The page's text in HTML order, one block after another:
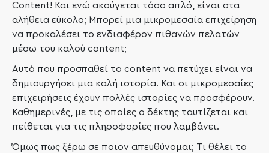
Content! Και ενώ ακούγεται τόσο απλό, είναι στα
αλήθεια εύκολο; Μπορεί μια μικρομεσαία επιχείρηση
να προκαλέσει το ενδιαφέρον πιθανών πελατών
μέσω του καλού content;
Αυτό που προσπαθεί το content να πετύχει είναι να
δημιουργήσει μια καλή ιστορία. Και οι μικρομεσαίες
επιχειρήσεις έχουν πολλές ιστορίες να προσφέρουν.
Καθημερινές, με τις οποίες ο δέκτης ταυτίζεται και
πείθεται για τις πληροφορίες που λαμβάνει.
Όμως πως ξέρω σε ποιον απευθύνομαι; Τι θέλει το